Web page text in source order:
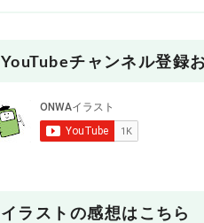
YouTubeチャンネル登録
イラストの感想はこちら